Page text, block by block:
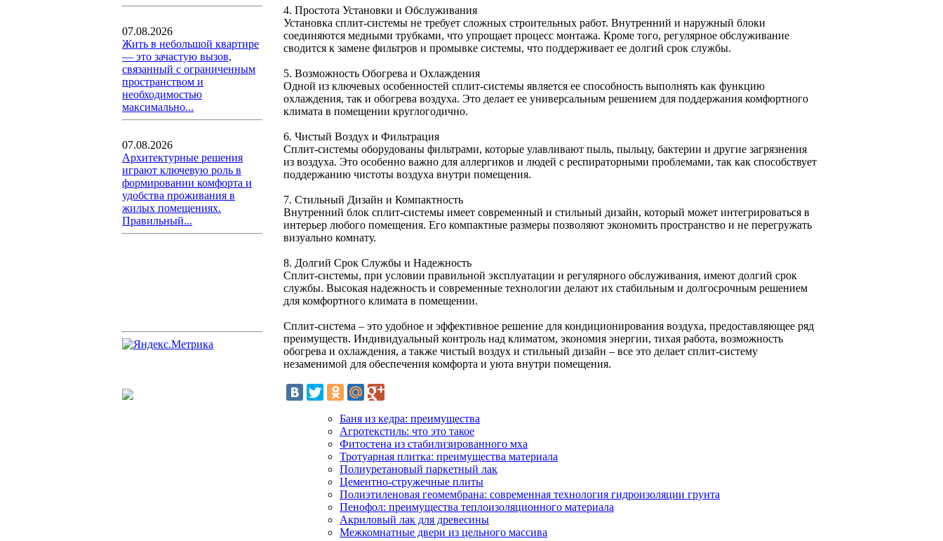
07.08.2026
Жить в небольшой квартире
— это зачастую вызов,
связанный с ограниченным
пространством и
необходимостью
максимально...
07.08.2026
Архитектурные решения
играют ключевую роль в
формировании комфорта и
удобства проживания в
жилых помещениях.
Правильный...
4. Простота Установки и Обслуживания
Установка сплит-системы не требует сложных строительных работ. Внутренний и наружный блоки
соединяются медными трубками, что упрощает процесс монтажа. Кроме того, регулярное обслуживание
сводится к замене фильтров и промывке системы, что поддерживает ее долгий срок службы.
5. Возможность Обогрева и Охлаждения
Одной из ключевых особенностей сплит-системы является ее способность выполнять как функцию
охлаждения, так и обогрева воздуха. Это делает ее универсальным решением для поддержания комфортного
климата в помещении круглогодично.
6. Чистый Воздух и Фильтрация
Сплит-системы оборудованы фильтрами, которые улавливают пыль, пыльцу, бактерии и другие загрязнения
из воздуха. Это особенно важно для аллергиков и людей с респираторными проблемами, так как способствует
поддержанию чистоты воздуха внутри помещения.
7. Стильный Дизайн и Компактность
Внутренний блок сплит-системы имеет современный и стильный дизайн, который может интегрироваться в
интерьер любого помещения. Его компактные размеры позволяют экономить пространство и не перегружать
визуально комнату.
8. Долгий Срок Службы и Надежность
Сплит-системы, при условии правильной эксплуатации и регулярного обслуживания, имеют долгий срок
службы. Высокая надежность и современные технологии делают их стабильным и долгосрочным решением
для комфортного климата в помещении.
Сплит-система – это удобное и эффективное решение для кондиционирования воздуха, предоставляющее ряд
преимуществ. Индивидуальный контроль над климатом, экономия энергии, тихая работа, возможность
обогрева и охлаждения, а также чистый воздух и стильный дизайн – все это делает сплит-систему
незаменимой для обеспечения комфорта и уюта внутри помещения.
Баня из кедра: преимущества
Агротекстиль: что это такое
Фитостена из стабилизированного мха
Тротуарная плитка: преимущества материала
Полиуретановый паркетный лак
Цементно-стружечные плиты
Полиэтиленовая геомембрана: современная технология гидроизоляции грунта
Пенофол: преимущества теплоизоляционного материала
Акриловый лак для древесины
Межкомнатные двери из цельного массива